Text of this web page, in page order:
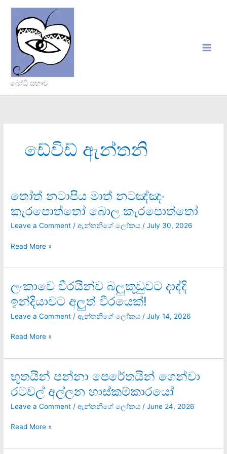
content
බෝධි සභාව
ඩේවිඩ් ඇන්තනි
තෝත් නටාපිය මාත් නටඤ්ඤං
කැරපොත්තෝ බොල කැරපොත්තෝ
Leave a Comment /ඇන්තනීගේ ලෝකය /July 30, 2026
තෝත්
මාත්
නටඤ්ඤං
බොල
Read More »
ලංකාවෙ වීරයින්ව බලුකූඩුවට දාද්දි
ඉන්දියාවට අලුත් වීරයෙක්!
Leave a Comment /ඇන්තනීගේ ලෝකය /July 14, 2026
ලංකාවෙ
වීරයින්ව
බලුකූඩුවට
දාද්දි
අලුත්
Read More »
භූතයින් පන්නා පෙරේතයින් ගෙන්වා
රටවල් අල්ලන හාස්කම්කාරයෝ
Leave a Comment /ඇන්තනීගේ ලෝකය /June 24, 2026
භූතයින්
පන්නා
පෙරේතයින්
ගෙන්වා
අල්ලන
Read More »